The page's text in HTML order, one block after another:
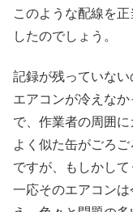
このような配線を
したのでしょう。
記録が残っていな
エアコンが冷えな
で、作業者の周囲
よく似た缶がごろ
ですが、もしかし
一応そのエアコン